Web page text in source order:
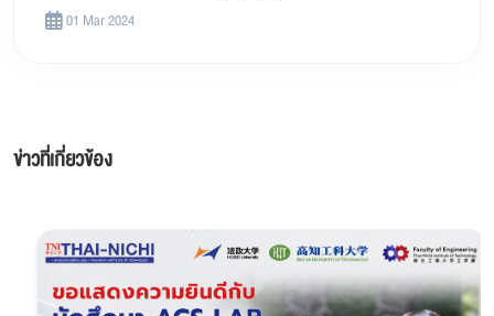
01 Mar 2024
ข่าวที่เกี่ยวข้อง